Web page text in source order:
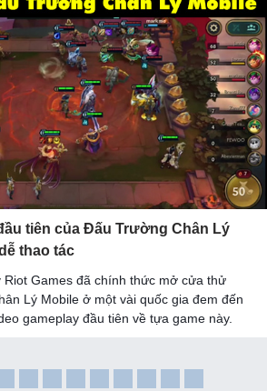
tiên của Đấu Trường Chân Lý
thao tác
Riot Games đã chính thức mở cửa thử
Lý Mobile ở một vài quốc gia đem đến
gameplay đầu tiên về tựa game này.